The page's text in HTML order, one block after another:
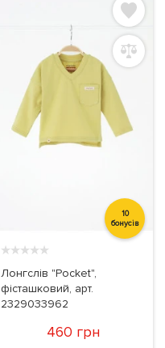
10
бонусів
★★★★★
Лонгслів "Pocket",
фісташковий, арт.
2329033962
460 грн